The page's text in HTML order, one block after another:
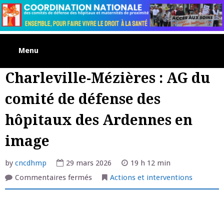
Skip
to
content
Menu
Charleville-Mézières : AG du
comité de défense des
hôpitaux des Ardennes en
image
by cncdhmp 29 mars 2026
19 h 12 min
Commentaires ferméssur
Mézières
Actions et interventions